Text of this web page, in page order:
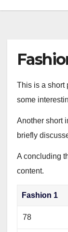
This is a short
some
Another short
briefly
A concluding
content.
Fashion 1
78